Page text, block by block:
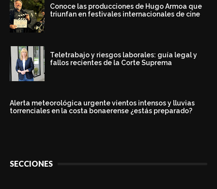
Conoce las producciones de Hugo Armoa que
triunfan en festivales internacionales de cine
Teletrabajo y riesgos laborales: guía legal y
fallos recientes de la Corte Suprema
Alerta meteorológica urgente vientos intensos y lluvias
torrenciales en la costa bonaerense ¿estás preparado?
SECCIONES